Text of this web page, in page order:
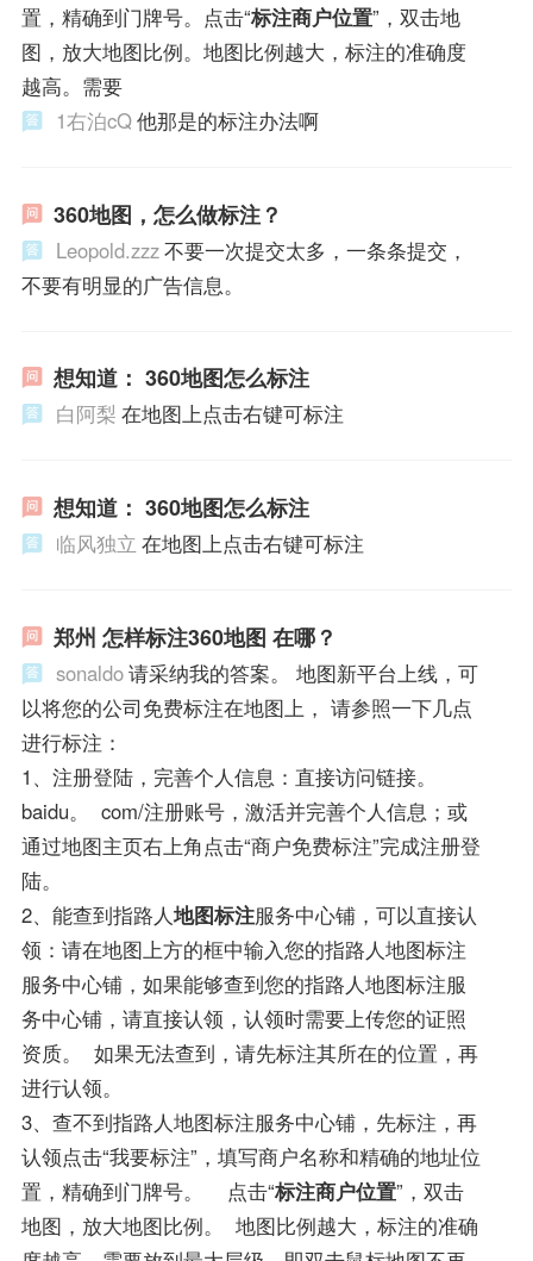
置，精确到门牌号。点击“标注商户位置”，双击地
图，放大地图比例。地图比例越大，标注的准确度
越高。需要
1右泊cQ他那是的标注办法啊
360地图，怎么做标注？
Leopold.zzz不要一次提交太多，一条条提交，
不要有明显的广告信息。
想知道： 360地图怎么标注
白阿梨 在地图上点击右键可标注
想知道： 360地图怎么标注
临风独立 在地图上点击右键可标注
郑州 怎样标注360地图 在哪？
sonaldo请采纳我的答案。 地图新平台上线，可
以将您的公司免费标注在地图上， 请参照一下几点
进行标注：
1、注册登陆，完善个人信息：直接访问链接。
baidu。 com/注册账号，激活并完善个人信息；或
通过地图主页右上角点击“商户免费标注”完成注册登
陆。
2、能查到指路人地图标注服务中心铺，可以直接认
领：请在地图上方的框中输入您的指路人地图标注
服务中心铺，如果能够查到您的指路人地图标注服
务中心铺，请直接认领，认领时需要上传您的证照
资质。 如果无法查到，请先标注其所在的位置，再
进行认领。
3、查不到指路人地图标注服务中心铺，先标注，再
认领点击“我要标注”，填写商户名称和精确的地址位
置，精确到门牌号。 点击“标注商户位置”，双击
地图，放大地图比例。 地图比例越大，标注的准确